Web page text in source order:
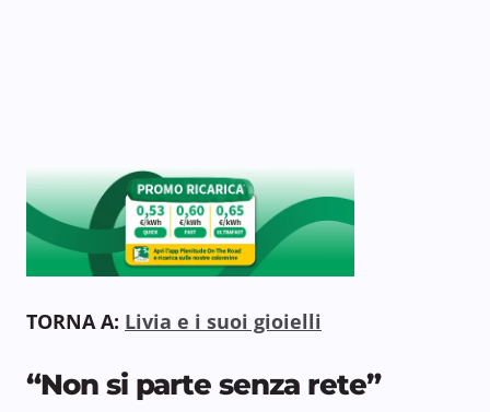
TORNA A: Livia e i suoi gioielli
“Non si parte senza rete”